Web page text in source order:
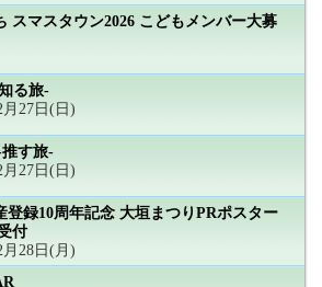
スマスタウン2026 こどもメンバー大募
る旅-
27日(日)
す旅-
27日(日)
登録10周年記念 大垣まつりPRポスター
付
28日(月)